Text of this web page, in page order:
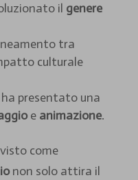
il genere
tra
culturale
ha presentato una
e animazione.
come
non solo attira il